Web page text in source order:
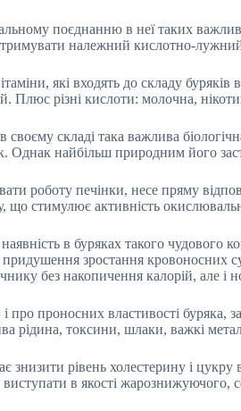
поєднанню в неї таких
належний кислотно-
які входять до складу
Плюс різні кислоти: молочна,
своєму складі така важлива
Однак найбільш природним його
роботу печінки, несе пряму
що стимулює активність
наявність в буряках такого
зростання кровоносних
без накопичення калорій, але і
і про проносних властивості
рідина, токсини, шлаки, важкі
знизити рівень холестерину і
в якості жарознижуючого,